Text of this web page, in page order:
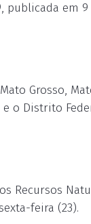
publicada em
Grosso,
o Distrito
Recursos
feira (23).